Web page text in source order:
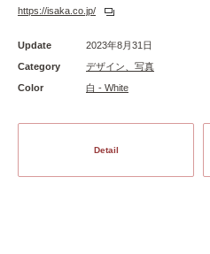
https://isaka.co.jp/
Update
2023年8月31日
Category
デザイン、写真
Color
白 - White
Detail